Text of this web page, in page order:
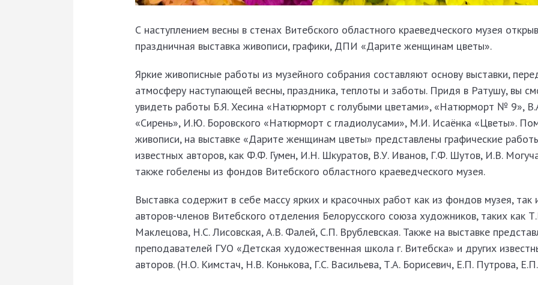
С наступлением весны в стенах Витебского областного краеведческого музея
праздничная выставка живописи, графики, ДПИ «Дарите женщинам цветы».
Яркие живописные работы из музейного собрания составляют основу выставки,
атмосферу наступающей весны, праздника, теплоты и заботы. Придя в Ратушу, вы
увидеть работы Б.Я. Хесина «Натюрморт с голубыми цветами», «Натюрморт № 9»,
«Сирень», И.Ю. Боровского «Натюрморт с гладиолусами», М.И. Исаёнка «Цветы».
живописи, на выставке «Дарите женщинам цветы» представлены графические
известных авторов, как Ф.Ф. Гумен, И.Н. Шкуратов, В.У. Иванов, Г.Ф. Шутов, И.В.
также гобелены из фондов Витебского областного краеведческого музея.
Выставка содержит в себе массу ярких и красочных работ как из фондов музея, так
авторов-членов Витебского отделения Белорусского союза художников, таких как
Маклецова, Н.С. Лисовская, А.В. Фалей, С.П. Врублевская. Также на выставке
преподавателей ГУО «Детская художественная школа г. Витебска» и других
авторов. (Н.О. Кимстач, Н.В. Конькова, Г.С. Васильева, Т.А. Борисевич, Е.П. Путрова,